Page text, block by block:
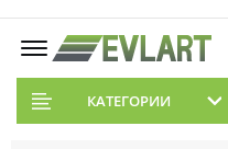
КАТЕГОРИИ